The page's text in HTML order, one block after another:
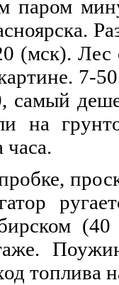
паром
(мск).
7-
на
часа.
топлива